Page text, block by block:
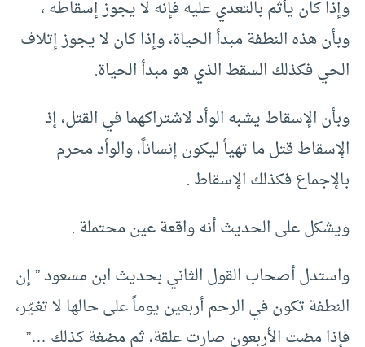
وإذا كان يأثم بالتعدي عليه فإنه لا يجوز إسقاطه ،
وبأن هذه النطفة مبدأ الحياة، وإذا كان لا يجوز إتلاف
الحي فكذلك السقط الذي هو مبدأ الحياة.
وبأن الإسقاط يشبه الوأد لاشتراكهما في القتل، إذ
الإسقاط قتل ما تهيأ ليكون إنساناً، والوأد محرم
بالإجماع فكذلك الإسقاط .
ويشكل على الحديث أنه واقعة عين محتملة .
واستدل أصحاب القول الثاني بحديث ابن مسعود ” إن
النطفة تكون في الرحم أربعين يوماً على حالها لا تغـيّر،
فإذا مضت الأربعون صارت علقة، ثم مضغة كذلك …”